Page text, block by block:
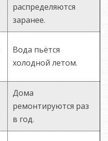
распределяются
заранее.
Вода пьётся
холодной летом.
Дома
ремонтируются раз
в год.